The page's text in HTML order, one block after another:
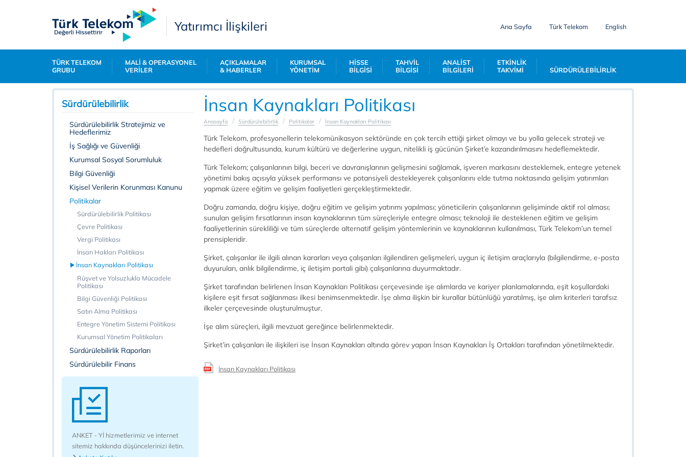
Ana Sayfa Türk Telekom English
Yatırımcı İlişkileri
TÜRK TELEKOM
GRUBU
MALİ & OPERASYONEL
VERİLER
AÇIKLAMALAR
& HABERLER
KURUMSAL
YÖNETİM
HİSSE
BİLGİSİ
TAHVİL
BİLGİSİ
ANALİST
BİLGİLERİ
ETKİNLİK
TAKVİMİ
SÜRDÜRÜLEBİLİRLİK
Sürdürülebilirlik
Sürdürülebilirlik Stratejimiz ve
Hedeflerimiz
İş Sağlığı ve Güvenliği
Kurumsal Sosyal Sorumluluk
Bilgi Güvenliği
Kişisel Verilerin Korunması Kanunu
Politikalar
Sürdürülebilirlik Politikası
Çevre Politikası
Vergi Politikası
İnsan Hakları Politikası
İnsan Kaynakları Politikası
Rüşvet ve Yolsuzlukla Mücadele
Politikası
Bilgi Güvenliği Politikası
Satın Alma Politikası
Entegre Yönetim Sistemi Politikası
Kurumsal Yönetim Politikaları
Sürdürülebilirlik Raporları
Sürdürülebilir Finans
ANKET - Yİ hizmetlerimiz ve internet
sitemiz hakkında düşüncelerinizi iletin.
İnsan Kaynakları Politikası
Anasayfa Sürdürülebilirlik Politikalar İnsan Kaynakları Politikası
Türk Telekom, profesyonellerin telekomünikasyon sektöründe en çok tercih ettiği şirket olmayı ve bu yolla gelecek strateji ve
hedefleri doğrultusunda, kurum kültürü ve değerlerine uygun, nitelikli iş gücünün Şirket’e kazandırılmasını hedeflemektedir.
Türk Telekom; çalışanlarının bilgi, beceri ve davranışlarının gelişmesini sağlamak, işveren markasını desteklemek, entegre yetenek
yönetimi bakış açısıyla yüksek performansı ve potansiyeli destekleyerek çalışanlarını elde tutma noktasında gelişim yatırımları
yapmak üzere eğitim ve gelişim faaliyetleri gerçekleştirmektedir.
Doğru zamanda, doğru kişiye, doğru eğitim ve gelişim yatırımı yapılması; yöneticilerin çalışanlarının gelişiminde aktif rol alması;
sunulan gelişim fırsatlarının insan kaynaklarının tüm süreçleriyle entegre olması; teknoloji ile desteklenen eğitim ve gelişim
faaliyetlerinin sürekliliği ve tüm süreçlerde alternatif gelişim yöntemlerinin ve kaynaklarının kullanılması, Türk Telekom’un temel
prensipleridir.
Şirket, çalışanlar ile ilgili alınan kararları veya çalışanları ilgilendiren gelişmeleri, uygun iç iletişim araçlarıyla (bilgilendirme, e-posta
duyuruları, anlık bilgilendirme, iç iletişim portali gibi) çalışanlarına duyurmaktadır.
Şirket tarafından belirlenen İnsan Kaynakları Politikası çerçevesinde işe alımlarda ve kariyer planlamalarında, eşit koşullardaki
kişilere eşit fırsat sağlanması ilkesi benimsenmektedir. İşe alıma ilişkin bir kurallar bütünlüğü yaratılmış, işe alım kriterleri tarafsız
ilkeler çerçevesinde oluşturulmuştur.
İşe alım süreçleri, ilgili mevzuat gereğince belirlenmektedir.
Şirket’in çalışanları ile ilişkileri ise İnsan Kaynakları altında görev yapan İnsan Kaynakları İş Ortakları tarafından yönetilmektedir.
İnsan Kaynakları Politikası